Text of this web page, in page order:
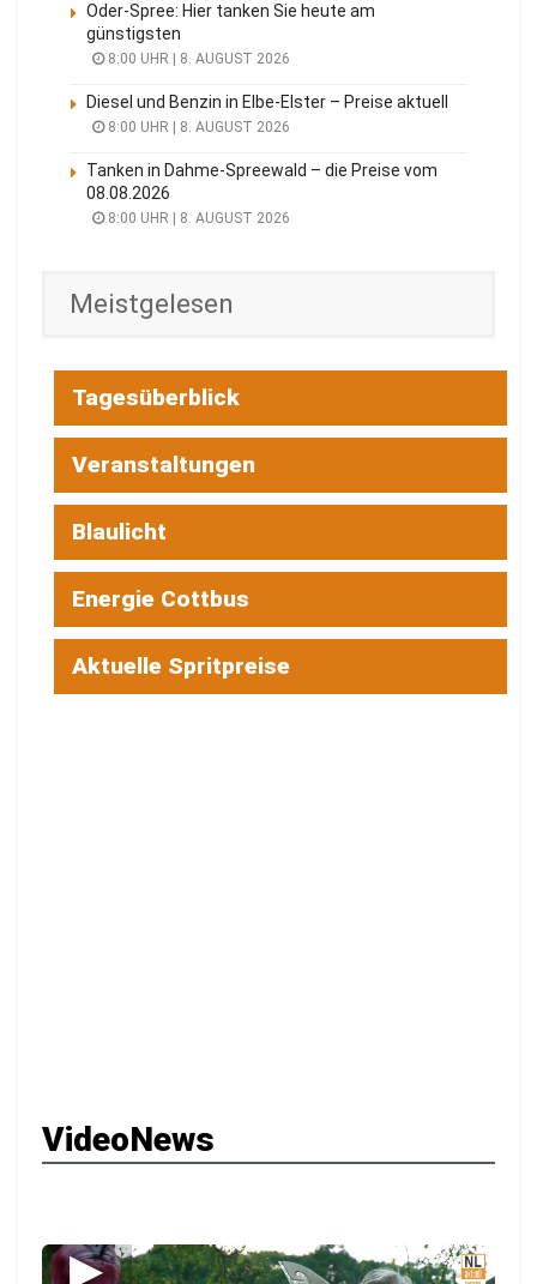
Oder-Spree: Hier tanken Sie heute am
günstigsten
8:00 UHR | 8. AUGUST 2026
Diesel und Benzin in Elbe-Elster – Preise aktuell
8:00 UHR | 8. AUGUST 2026
Tanken in Dahme-Spreewald – die Preise vom
08.08.2026
8:00 UHR | 8. AUGUST 2026
Meistgelesen
Tagesüberblick
Veranstaltungen
Blaulicht
Energie Cottbus
Aktuelle Spritpreise
VideoNews
▶